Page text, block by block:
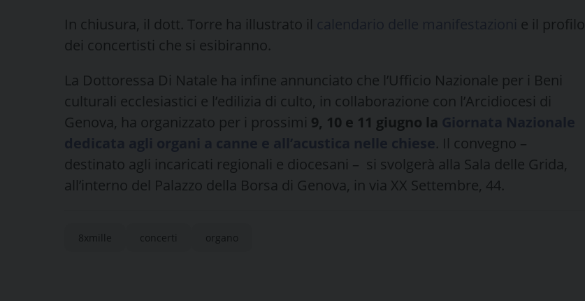
In chiusura, il dott. Torre ha illustrato il
e il profilo
dei concertisti che si esibiranno.
La Dottoressa Di Natale ha infine annunciato che l’Ufficio Nazionale per i Beni
culturali ecclesiastici e l’edilizia di culto, in collaborazione con l’Arcidiocesi di
Genova, ha organizzato per i prossimi 9, 10 e 11 giugno la
. Il convegno –
destinato agli incaricati regionali e diocesani – si svolgerà alla Sala delle Grida,
all’interno del Palazzo della Borsa di Genova, in via XX Settembre, 44.
8xmille concerti organo